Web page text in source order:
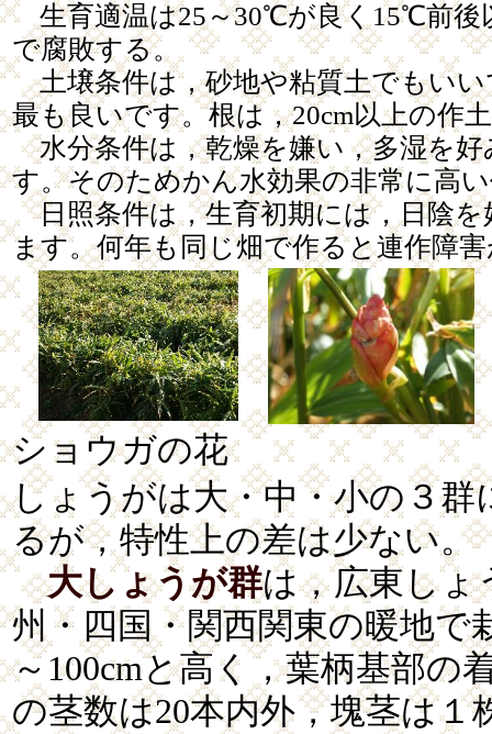
生育適温は25～30℃が良く15℃前後
で腐敗する。
土壌条件は，砂地や粘質土でもいい
最も良いです。根は，20cm以上の作
水分条件は，乾燥を嫌い，多湿を好
す。そのためかん水効果の非常に高
日照条件は，生育初期には，日陰を
ます。何年も同じ畑で作ると連作障
ショウガの花
しょうがは大・中・小の３
るが，特性上の差は少ない。
大しょうが群は，広東しょ
州・四国・関西関東の暖地で
～100cmと高く，葉柄基部の
の茎数は20本内外，塊茎は１